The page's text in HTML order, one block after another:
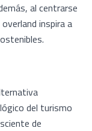
al centrarse
inspira a
del turismo
de